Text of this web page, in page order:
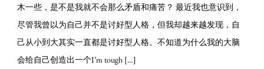
木一些，是不是我就不会那么矛盾和痛苦？ 最近我也意识到，
尽管我曾以为自己并不是讨好型人格，但我却越来越发现，自
己从小到大其实一直都是讨好型人格。不知道为什么我的大脑
会给自己创造出一个I’m tough […]